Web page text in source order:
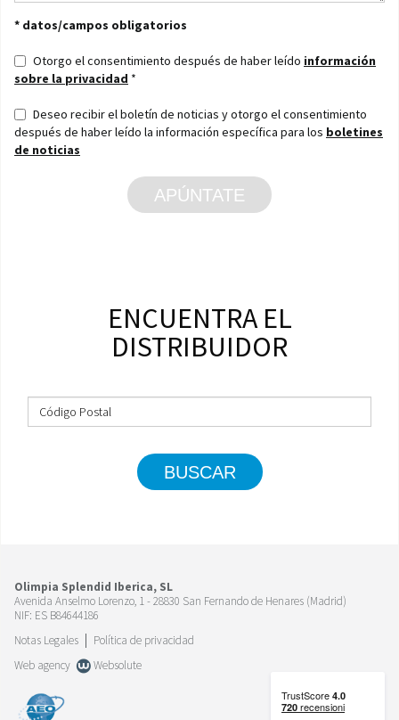
* datos/campos obligatorios
Otorgo el consentimiento después de haber leído información
sobre la privacidad *
Deseo recibir el boletín de noticias y otorgo el consentimiento
después de haber leído la información específica para los boletines
de noticias
APÚNTATE
ENCUENTRA EL
DISTRIBUIDOR
BUSCAR
Olimpia Splendid Iberica, SL
Avenida Anselmo Lorenzo, 1 - 28830 San Fernando de Henares (Madrid)
NIF: ES B84644186
Notas Legales
Política de privacidad
Web agency
Websolute